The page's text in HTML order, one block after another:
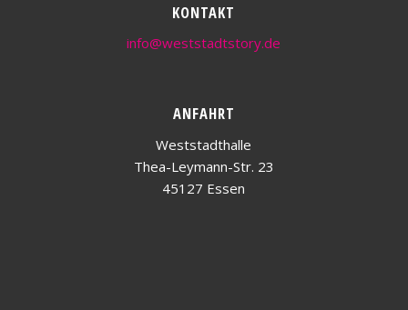
KONTAKT
info@weststadtstory.de
ANFAHRT
Weststadthalle
Thea-Leymann-Str. 23
45127 Essen